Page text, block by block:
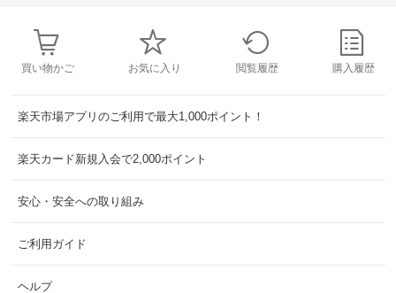
買い物かご お気に入り 閲覧履歴 購入履歴
楽天市場アプリのご利用で最大1,000ポイント！
楽天カード新規入会で2,000ポイント
安心・安全への取り組み
ご利用ガイド
ヘルプ